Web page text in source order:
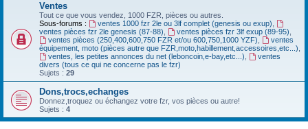
Ventes
Tout ce que vous vendez, 1000 FZR, pièces ou autres.
Sous-forums :
ventes 1000 fzr 2le ou 3lf complet (genesis ou exup)
ventes pièces fzr 2le genesis (87-88)
ventes pièces fzr 3lf exup (89-95)
ventes pièces (250,400,600,750 FZR et/ou 600,750,1000 YZF)
ventes
équipement, moto (pièces autre que FZR,moto,habillement,accessoires,etc...)
ventes, les petites annonces du net (leboncoin,e-bay,etc...)
ventes
divers (tous ce qui ne concerne pas le fzr)
Sujets : 29
Dons,trocs,echanges
Donnez,troquez ou échangez votre fzr, vos pièces ou autre!
Sujets : 4